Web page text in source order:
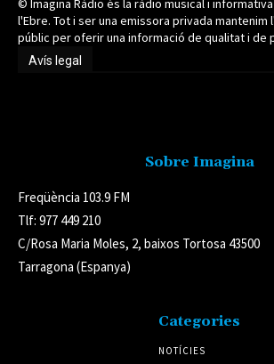
l'Ebre. Tot i ser una emissora privada
públic per oferir una informació de qualitat i de
Avís legal
Sobre Imagina
Freqüència 103.9 FM
Tlf: 977 449 210
C/Rosa Maria Moles, 2, baixos Tortosa 43500
Tarragona (Espanya)
Categories
NOTÍCIES